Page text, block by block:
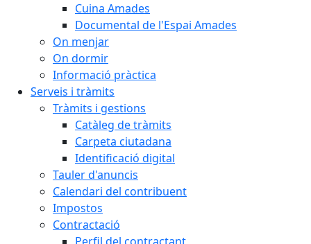
Cuina Amades
Documental de l'Espai Amades
On menjar
On dormir
Informació pràctica
Serveis i tràmits
Tràmits i gestions
Catàleg de tràmits
Carpeta ciutadana
Identificació digital
Tauler d'anuncis
Calendari del contribuent
Impostos
Contractació